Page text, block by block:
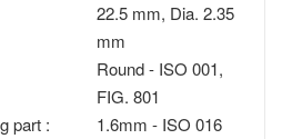
22.5 mm, Dia. 2.35
mm
Round - ISO 001,
FIG. 801
part :
1.6mm - ISO 016